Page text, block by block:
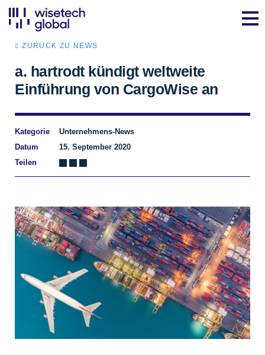
ZURÜCK ZU NEWS
a. hartrodt kündigt weltweite
Einführung von CargoWise an
Kategorie
Unternehmens-News
Datum
15. September 2020
Teilen